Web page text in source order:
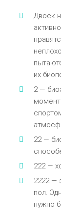
Двоек
их
2 —
момент
22 —
222 —
2222 —
пол.
нужно